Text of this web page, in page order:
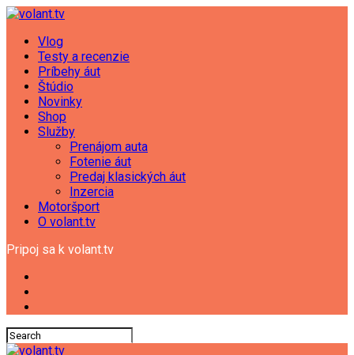
Vlog
Testy a recenzie
Príbehy áut
Štúdio
Novinky
Shop
Služby
Prenájom auta
Fotenie áut
Predaj klasických áut
Inzercia
Motoršport
O volant.tv
Pripoj sa k volant.tv